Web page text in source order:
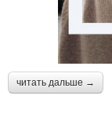
читать дальше →